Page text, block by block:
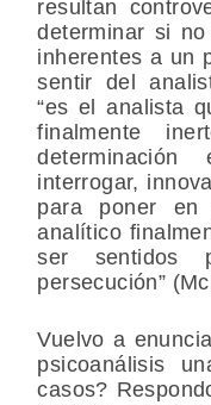
resultan
determinar si
inherentes a un
sentir del
“es el analista
finalmente
determinación
interrogar,
para poner en
analítico
ser sentidos
persecución”
Vuelvo a
psicoanálisis
casos?